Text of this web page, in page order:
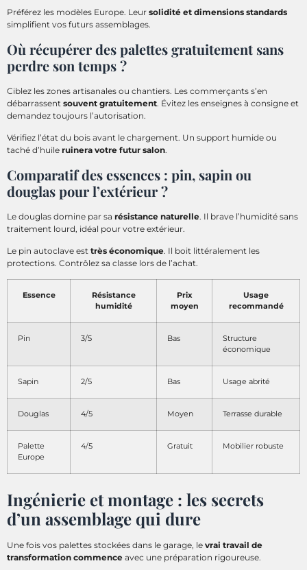
Préférez les modèles Europe. Leur solidité et dimensions standards
simplifient vos futurs assemblages.
Où récupérer des palettes gratuitement sans
perdre son temps ?
Ciblez les zones artisanales ou chantiers. Les commerçants s’en
débarrassent souvent gratuitement. Évitez les enseignes à consigne et
demandez toujours l’autorisation.
Vérifiez l’état du bois avant le chargement. Un support humide ou
taché d’huile ruinera votre futur salon.
Comparatif des essences : pin, sapin ou
douglas pour l’extérieur ?
Le douglas domine par sa résistance naturelle. Il brave l’humidité sans
traitement lourd, idéal pour votre extérieur.
Le pin autoclave est très économique. Il boit littéralement les
protections. Contrôlez sa classe lors de l’achat.
Essence
Résistance
humidité
Prix
moyen
Usage
recommandé
Pin 3/5 Bas
Structure
économique
Sapin 2/5 Bas Usage abrité
Douglas 4/5 Moyen Terrasse durable
Palette
Europe
4/5 Gratuit Mobilier robuste
Ingénierie et montage : les secrets
d’un assemblage qui dure
Une fois vos palettes stockées dans le garage, le vrai travail de
transformation commence avec une préparation rigoureuse.